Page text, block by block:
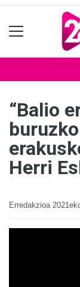
“Balio
Herri
Erredakzioa